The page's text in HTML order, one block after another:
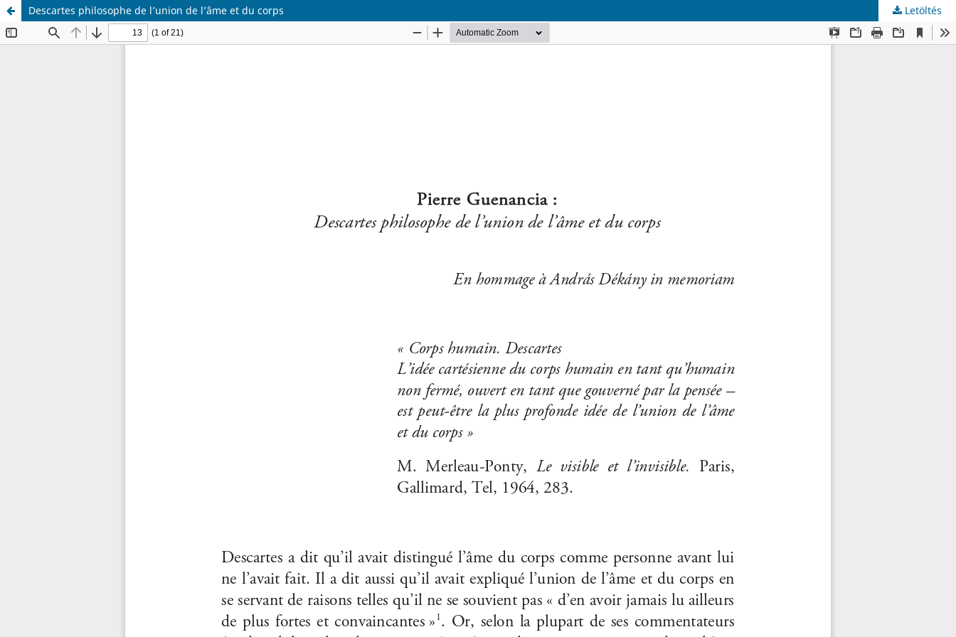
Descartes philosophe de l’union de l’âme et du corps Letöltés